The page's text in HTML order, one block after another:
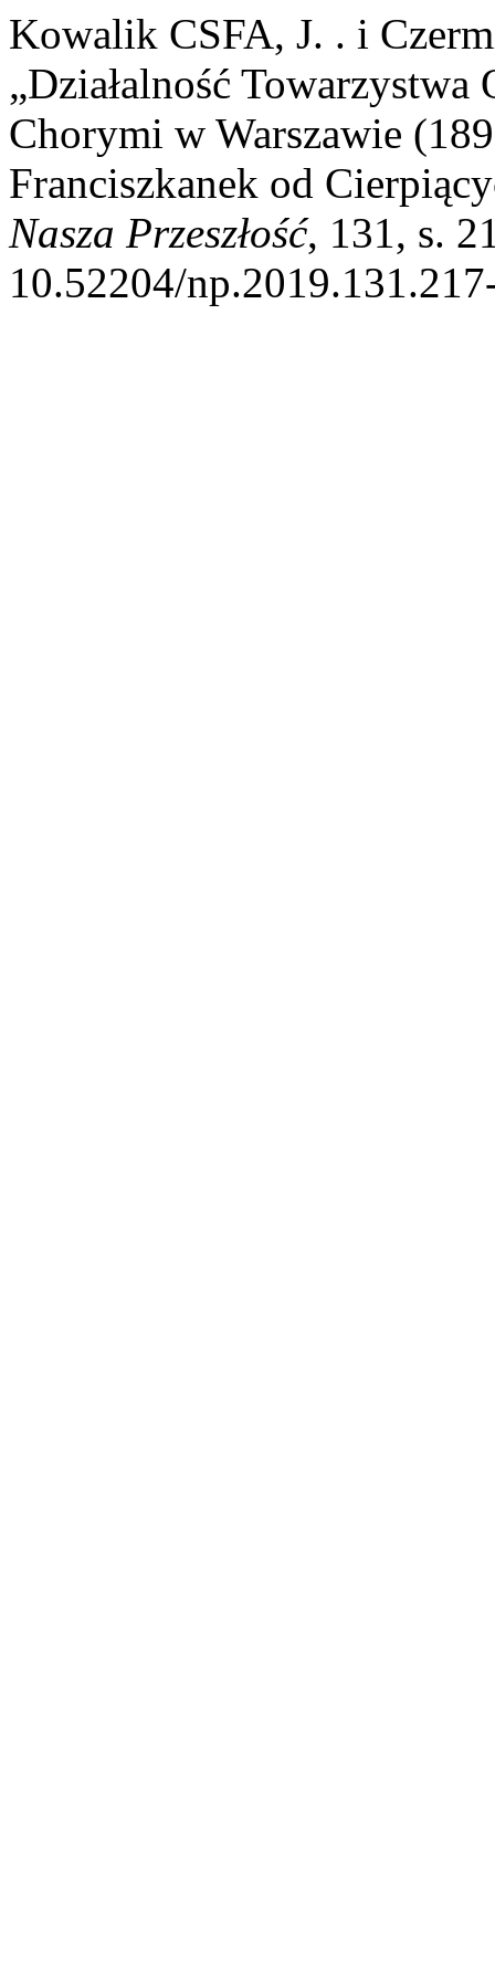
Kowalik CSFA, J. . i
„Działalność
Chorymi w Warszawie
Franciszkanek od
Nasza Przeszłość, 131, s.
10.52204/